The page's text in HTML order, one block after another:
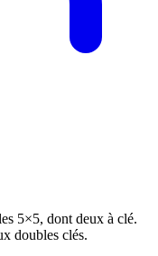
5×5, dont deux à clé.
doubles clés.